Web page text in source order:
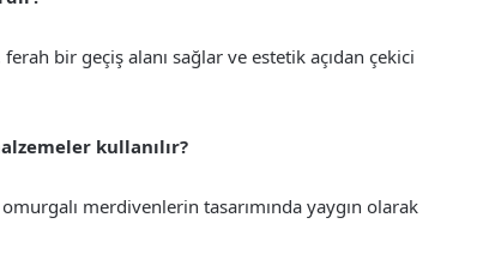
bir geçiş alanı sağlar ve estetik açıdan çekici
kullanılır?
merdivenlerin tasarımında yaygın olarak